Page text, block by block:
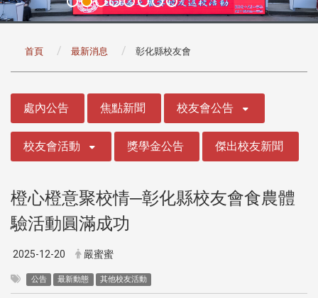
首頁 最新消息 彰化縣校友會
處內公告 焦點新聞 校友會公告
校友會活動 獎學金公告 傑出校友新聞
橙心橙意聚校情─彰化縣校友會食農體
驗活動圓滿成功
2025-12-20 嚴蜜蜜
公告 最新動態 其他校友活動